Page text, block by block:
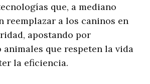
que, a mediano
reemplazar a los caninos en
apostando por
que respeten la vida
la eficiencia.